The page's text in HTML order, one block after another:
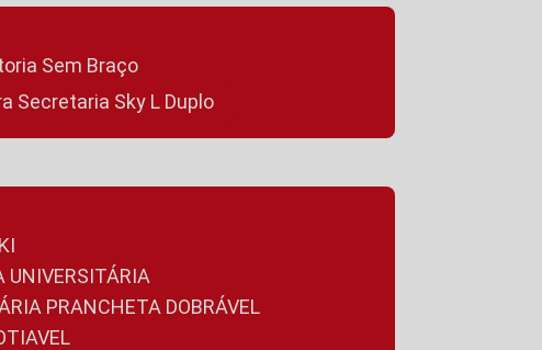
Sem Braço
Secretaria Sky L Duplo
UNIVERSITÁRIA
PRANCHETA DOBRÁVEL